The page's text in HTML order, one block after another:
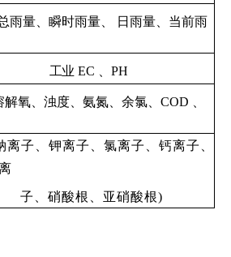
雨量、瞬时雨量、 日雨量、当前雨
工业 EC PH
解氧、浊度、氨氮、余氯、 COD
离子、钾离子、氯离子、钙离子、
子、硝酸根、亚硝酸根)